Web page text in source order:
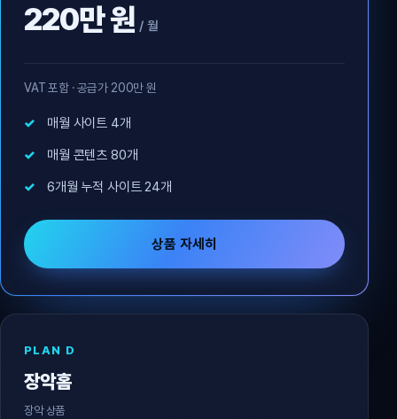
220만 원 / 월
VAT 포함 · 공급가 200만 원
매월 사이트 4개
매월 콘텐츠 80개
6개월 누적 사이트 24개
상품 자세히
PLAN D
장악홈
장악 상품